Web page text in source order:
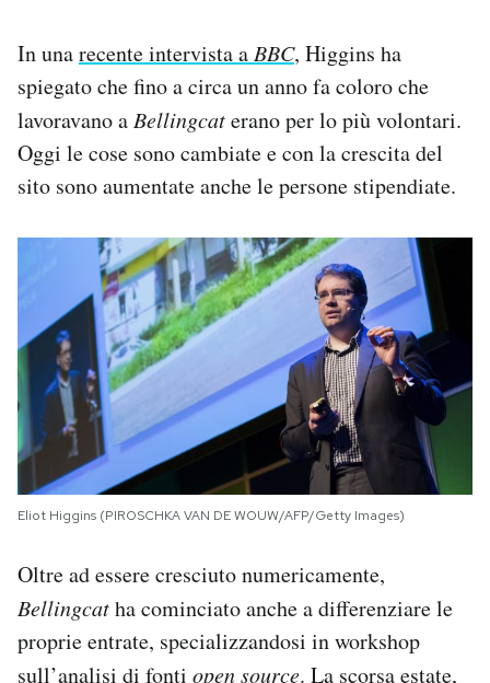
In unarecente intervista a BBC, Higgins ha
spiegato che fino a circa un anno fa coloro che
lavoravano a Bellingcaterano per lo più volontari.
Oggi le cose sono cambiate e con la crescita del
sito sono aumentate anche le persone stipendiate.
Eliot Higgins (PIROSCHKA VAN DE WOUW/AFP/Getty Images)
Oltre ad essere cresciuto numericamente,
Bellingcatha cominciato anche a differenziare le
proprie entrate, specializzandosi in workshop
sull’analisi di fonti open source. La scorsa estate,